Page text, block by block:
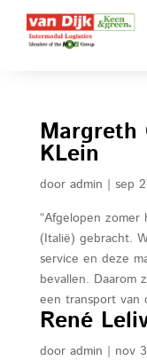
Margreth
KLein
door admin | sep
“Afgelopen
(Italië) gebracht.
service en deze
bevallen. Daarom
een transport van
René
door admin | nov